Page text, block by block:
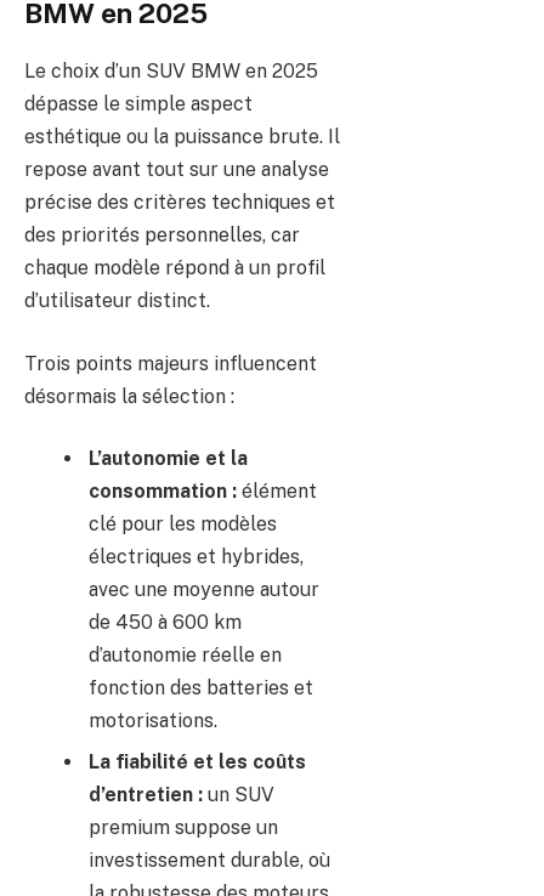
BMW en 2025
Le choix d’un SUV BMW en 2025
dépasse le simple aspect
esthétique ou la puissance brute. Il
repose avant tout sur une analyse
précise des critères techniques et
des priorités personnelles, car
chaque modèle répond à un profil
d’utilisateur distinct.
Trois points majeurs influencent
désormais la sélection :
L’autonomie et la
consommation : élément
clé pour les modèles
électriques et hybrides,
avec une moyenne autour
de 450 à 600 km
d’autonomie réelle en
fonction des batteries et
motorisations.
La fiabilité et les coûts
d’entretien : un SUV
premium suppose un
investissement durable, où